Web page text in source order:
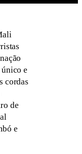
e
cordas
de
e